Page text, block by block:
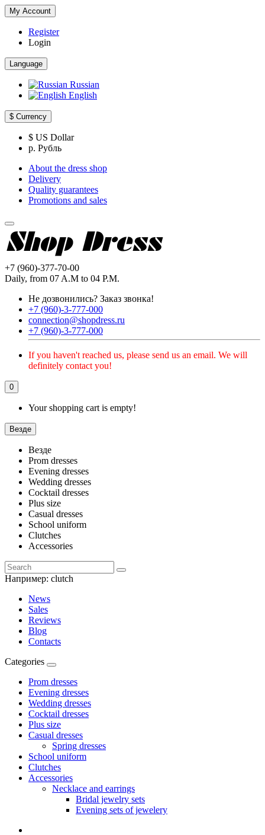
My Account
Register
Login
Language
Russian
English
$ Currency
$ US Dollar
р. Рубль
About the dress shop
Delivery
Quality guarantees
Promotions and sales
+7 (960)-377-70-00
Daily, from 07 A.M to 04 P.M.
Не дозвонились? Заказ звонка!
+7 (960)-3-777-000
connection@shopdress.ru
+7 (960)-3-777-000
If you haven't reached us, please send us an email. We will
definitely contact you!
0
Your shopping cart is empty!
Везде
Везде
Prom dresses
Evening dresses
Wedding dresses
Cocktail dresses
Plus size
Casual dresses
School uniform
Clutches
Accessories
Например: clutch
News
Sales
Reviews
Blog
Contacts
Categories
Prom dresses
Evening dresses
Wedding dresses
Cocktail dresses
Plus size
Casual dresses
Spring dresses
School uniform
Clutches
Accessories
Necklace and earrings
Bridal jewelry sets
Evening sets of jewelery